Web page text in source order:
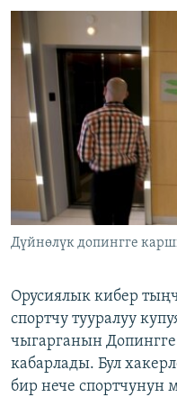
ЭЖЕ-СИҢДИЛЕР
АЗАТТЫК+
ЫҢГАЙСЫЗ СУРООЛОР
Русский
ОНЛАЙН ШЕРИНЕ
ЭЕ/АРнун бардык
Дүйнөлүк допингге
Орусиялык кибер
спортчу тууралуу
чыгарганын
кабарлады. Бул
бир нече